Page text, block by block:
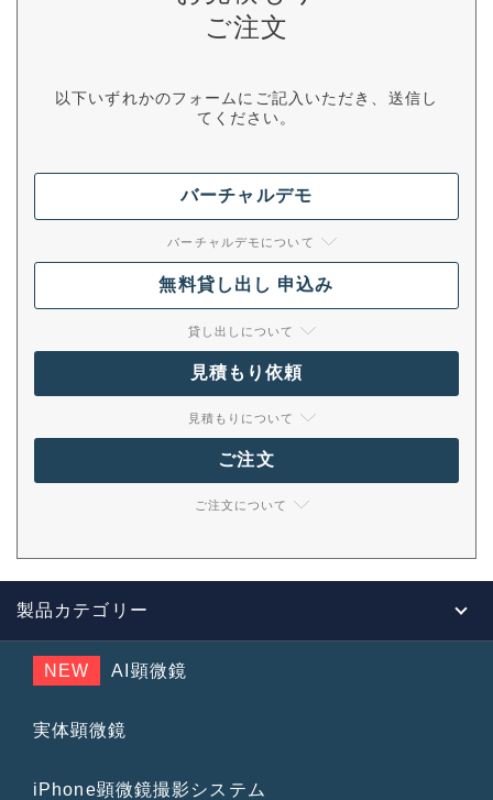
ご注文
以下いずれかのフォームにご記入いただき、送信し
てください。
バーチャルデモ
バーチャルデモについて
無料貸し出し 申込み
貸し出しについて
見積もり依頼
見積もりについて
ご注文
ご注文について
製品カテゴリー
NEW AI顕微鏡
実体顕微鏡
iPhone顕微鏡撮影システム